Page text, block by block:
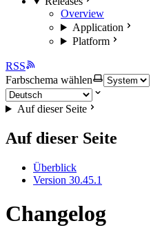
Overview
Application
Platform
RSS
Farbschema wählen
Auf dieser Seite
Auf dieser Seite
Überblick
Version 30.45.1
Changelog